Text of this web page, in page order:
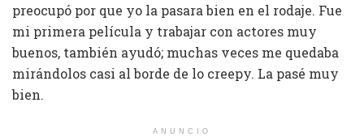
preocupó por que yo la pasara bien en el rodaje. Fue
mi primera película y trabajar con actores muy
buenos, también ayudó; muchas veces me quedaba
mirándolos casi al borde de lo creepy. La pasé muy
bien.
ANUNCIO